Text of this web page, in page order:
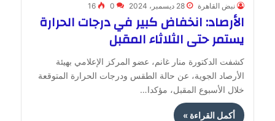
نبض القاهرة 28 ديسمبر، 2024 0
16
الأرصاد: انخفاض كبير في درجات الحرارة
يستمر حتى الثلاثاء المقبل
كشفت الدكتورة منار غانم، عضو المركز الإعلامي بهيئة
الأرصاد الجوية، عن حالة الطقس ودرجات الحرارة المتوقعة
خلال الأسبوع المقبل، مؤكدا…
أكمل القراءة »